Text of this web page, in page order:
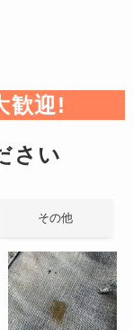
歓迎!
さい
その他